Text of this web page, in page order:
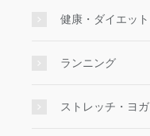
健康・ダイエット
ランニング
ストレッチ・ヨガ